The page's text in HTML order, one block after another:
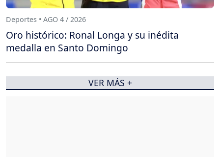
Deportes • AGO 4 / 2026
Oro histórico: Ronal Longa y su inédita
medalla en Santo Domingo
VER MÁS +